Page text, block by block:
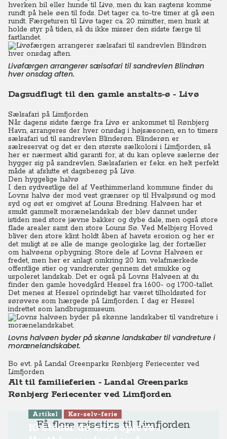
hverken bil eller hunde til Livø, men du kan sagtens komme
rundt på hele øen til fods. Det tager ca. to-tre timer at gå øen
rundt. Færgeturen til Livø tager ca. 20 minutter, men husk at
holde styr på tiden, så du ikke misser den sidste færge til
fastlandet.
Livøfærgen arrangerer sælsafari til sandrevlen Blindrøn
hver onsdag aften.
Dagsudflugt til den gamle anstalts-ø - Livø
Sælsafari på Limfjorden
Når dagens sidste færge fra Livø er ankommet til Rønbjerg
Havn, arrangeres der hver onsdag i højsæsonen, en to timers
sælsafari ud til sandrevlen Blinderøn. Blinderøn er
sælreservat og det er den største sælkoloni i Limfjorden, så
her er nærmest altid garanti for, at du kan opleve sælerne der
hygger sig på sandrevlen. Sælsafarien er f.eks. en helt perfekt
måde at afslutte et dagsbesøg på Livø.
Den hyggelige halvø
I den sydvestlige del af Vesthimmerland kommune finder du
Lovns halvø der mod vest grænser op til Hvalpsund og mod
syd og øst er omgivet af Louns Bredning. Halvøen har et
smukt gammelt morænelandskab der blev dannet under
istiden med store jævne bakker og dybe dale, men også store
flade arealer samt den store Louns Sø. Ved Melbjerg Hoved
bliver den store klint holdt åben af havets erosion og her er
det muligt at se alle de mange geologiske lag, der fortæller
om halvøens opbygning. Store dele af Lovns Halvøen er
fredet, men her er anlagt omkring 20 km. velafmærkede
offentlige stier og vandreruter gennem det smukke og
uspoleret landskab. Det er også på Lovns Halvøen at du
finder den gamle hovedgård Hessel fra 1600- og 1700-tallet.
Det menes at Hessel oprindeligt har været tilholdssted for
sørøvere som hærgede på Limfjorden. I dag er Hessel
indrettet som landbrugsmuseum.
Lovns halvøen byder på skønne landskaber til vandreture i
morænelandskabet.
Bo evt. på Landal Greenparks Rønbjerg Feriecenter ved
Limfjorden
Alt til familieferien - Landal Greenparks
Rønbjerg Feriecenter ved Limfjorden
Få flere rejsetips til Limfjorden
Artikel Kør-selv-ferie
10 steder du skal opleve i